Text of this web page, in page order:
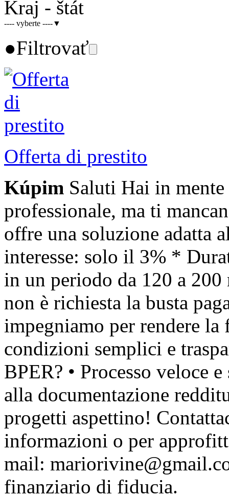
Kraj - štát
---- vyberte ----▼
●Filtrovať
Offerta di prestito
Kúpim Saluti Hai in
professionale, ma ti
offre una soluzione adatta
interesse: solo il 3% *
in un periodo da 120 a
non è richiesta la busta
impegniamo per rendere
condizioni semplici e
BPER? • Processo veloce
alla documentazione
progetti aspettino!
informazioni o per
mail:
finanziario di fiducia.